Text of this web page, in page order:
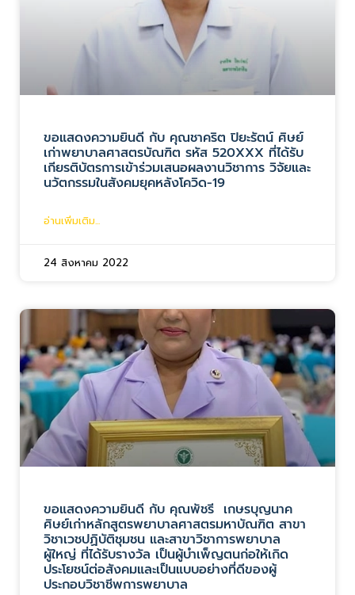
ขอแสดงความยินดี กับ คุณชาคริต ปิยะรัตน์ ศิษย์
เก่าพยาบาลศาสตรบัณฑิต รหัส 520XXX ที่ได้รับ
เกียรติบัตรการเข้าร่วมเสนอผลงานวิชาการ วิจัยและ
นวัตกรรมในสังคมยุคหลังโควิด-19
อ่านเพิ่มเติม...
24 สิงหาคม 2022
ขอแสดงความยินดี กับ คุณพัชรี เกษรบุญนาค
ศิษย์เก่าหลักสูตรพยาบาลศาสตรมหาบัณฑิต สาขา
วิชาเวชปฏิบัติชุมชน และสาขาวิชาการพยาบาล
ผู้ใหญ่ ที่ได้รับรางวัล เป็นผู้บำเพ็ญตนก่อให้เกิด
ประโยชน์ต่อสังคมและเป็นแบบอย่างที่ดีของผู้
ประกอบวิชาชีพการพยาบาล